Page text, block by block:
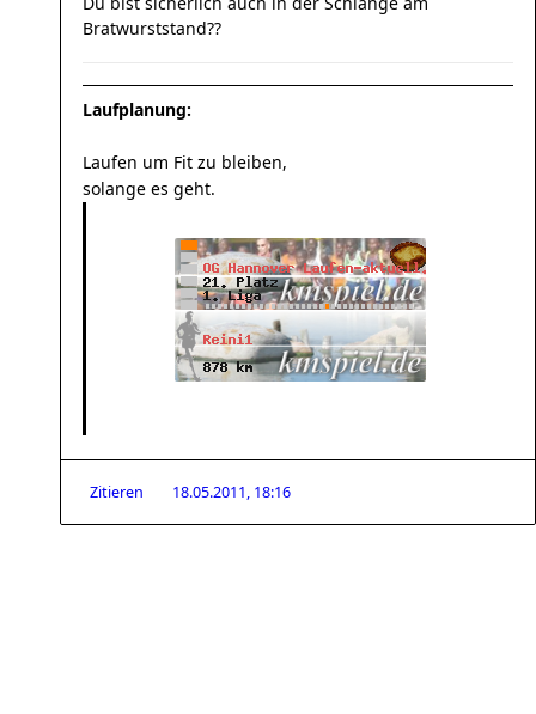
Bratwurststand??
Laufplanung:
Laufen um Fit zu bleiben,
solange es geht.
Zitieren 18.05.2011, 18:16